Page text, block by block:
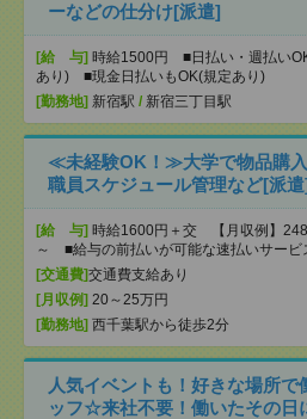
ーなどの仕分け[派遣]
[給 与] 時給1500円 ■日払い・週払い
あり) ■現金日払いもOK(規定あり)
[勤務地] 新宿駅 / 新宿三丁目駅
≪未経験OK！≫大学で物品購
職員スケジュール管理など[派
[給 与] 時給1600円＋交 【月収例】
～ ■給与の前払いが可能な速払いサービ
[交通費]交通費支給あり
[月収例] 20～25万円
[勤務地] 西千葉駅から徒歩2分
人気イベントも！好きな場所で
ッフ☆来社不要！働いたその日